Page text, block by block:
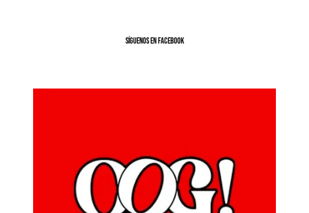
SíGUENOS EN FACEBOOK